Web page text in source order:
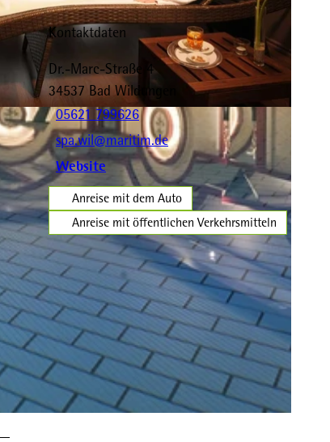
Kontaktdaten
Dr.-Marc-Straße 4
34537 Bad Wildungen
05621 799626
spa.wil@maritim.de
Website
Anreise mit dem Auto
Anreise mit öffentlichen Verkehrsmitteln